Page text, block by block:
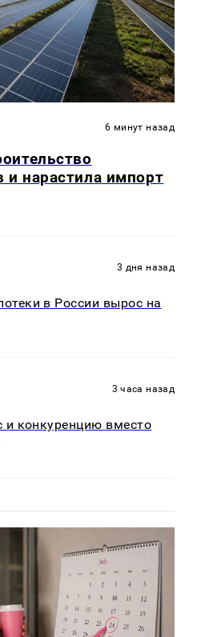
6 минут назад
и нарастила импорт
3 дня назад
в России вырос на
3 часа назад
и конкуренцию вместо